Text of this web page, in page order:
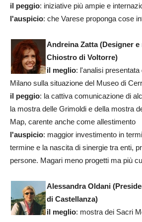
il peggio: iniziative più ampie e
l'auspicio: che Varese proponga cose
Andreina Zatta (Designer
Chiostro di Voltorre)
il meglio: l'analisi
Milano sulla situazione del Museo di
il peggio: la cattiva comunicazione di
la mostra delle Grimoldi e della mostra
Map, carente anche come allestimento
l'auspicio: maggior investimento in
termine e la nascita di sinergie tra enti,
persone. Magari meno progetti ma più
Alessandra Oldani
di Castellanza)
il meglio: mostra dei Sacri